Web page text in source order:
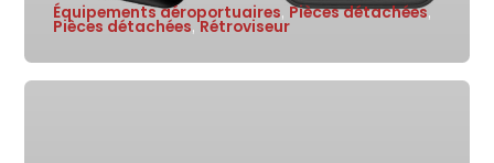
Équipements aéroportuaires, Pièces détachées,
Pièces détachées,Rétroviseur